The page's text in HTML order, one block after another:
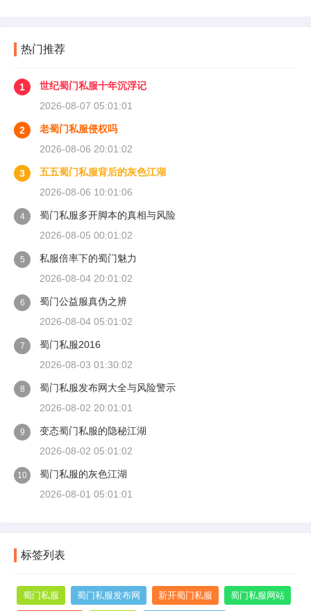
热门推荐
1
世纪蜀门私服十年沉浮记
2026-08-07 05:01:01
2
老蜀门私服侵权吗
2026-08-06 20:01:02
3
五五蜀门私服背后的灰色江湖
2026-08-06 10:01:06
4
蜀门私服多开脚本的真相与风险
2026-08-05 00:01:02
5
私服倍率下的蜀门魅力
2026-08-04 20:01:02
6
蜀门公益服真伪之辨
2026-08-04 05:01:02
7
蜀门私服2016
2026-08-03 01:30:02
8
蜀门私服发布网大全与风险警示
2026-08-02 20:01:01
9
变态蜀门私服的隐秘江湖
2026-08-02 05:01:02
10
蜀门私服的灰色江湖
2026-08-01 05:01:01
标签列表
蜀门私服 蜀门私服发布网 新开蜀门私服 蜀门私服网站